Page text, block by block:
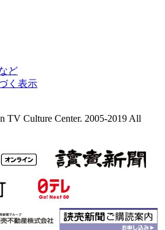
ど
く表示
TV Culture Center. 2005-2019 All